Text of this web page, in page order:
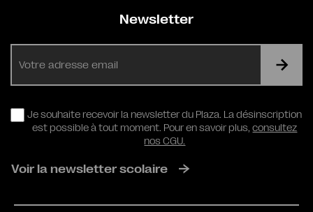
Newsletter
RGPD
Je souhaite recevoir la newsletter du Plaza. La désinscription
est possible à tout moment. Pour en savoir plus,consultez
nos CGU.
Voir la newsletter scolaire